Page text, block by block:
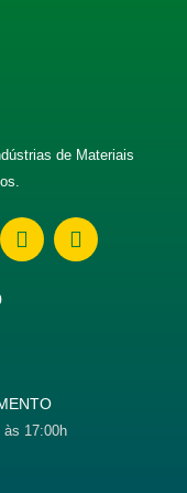
de Materiais
L
i
Y
o
17:00h